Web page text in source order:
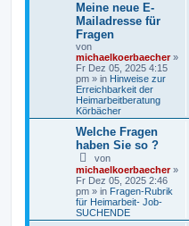
Meine neue E-
Mailadresse für
Fragen
von
michaelkoerbaecher»
Fr Dez 05, 2025 4:15
pm » in Hinweise zur
Erreichbarkeit der
Heimarbeitberatung
Körbächer
Welche Fragen
haben Sie so ?
von
michaelkoerbaecher»
Fr Dez 05, 2025 2:46
pm » in Fragen-Rubrik
für Heimarbeit- Job-
SUCHENDE